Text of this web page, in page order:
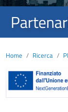
Home Ricerca
Image